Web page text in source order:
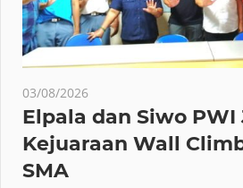
03/08/2026
Elpala dan Siwo PWI
Kejuaraan Wall
SMA